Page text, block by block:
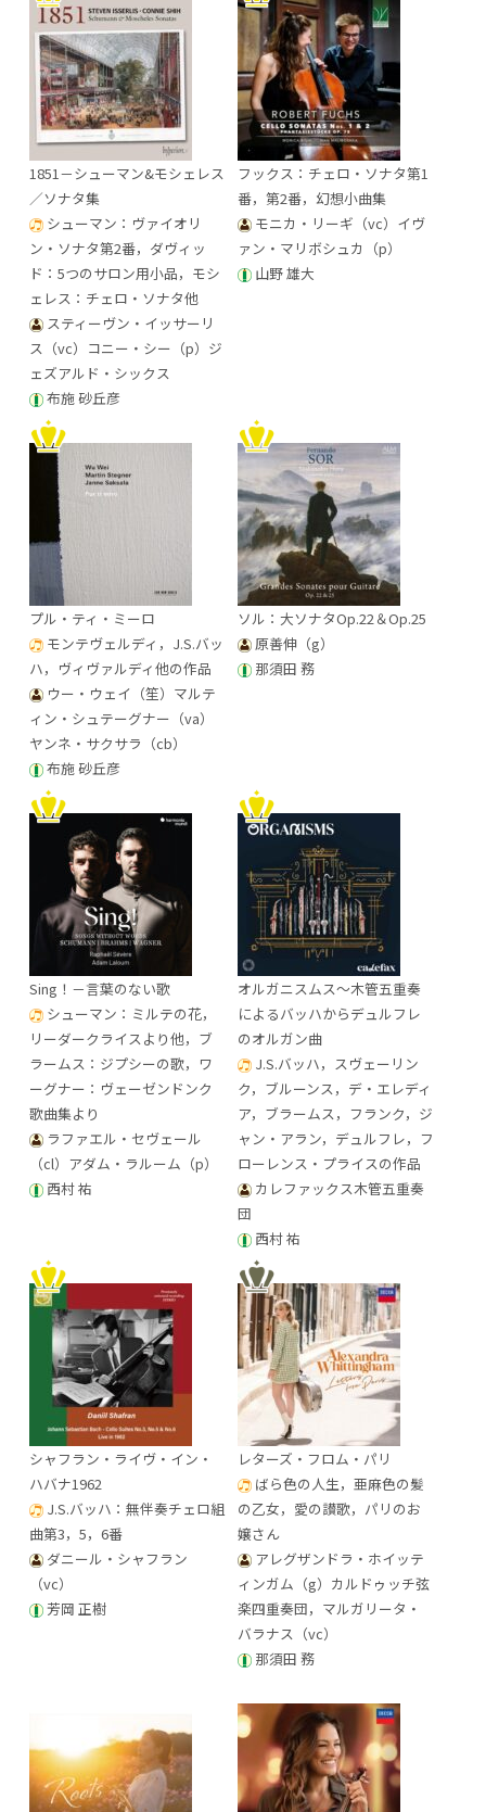
1851－シューマン&モシェレス
／ソナタ集
シューマン：ヴァイオリ
ン・ソナタ第2番，ダヴィッ
ド：5つのサロン用小品，モシ
ェレス：チェロ・ソナタ他
スティーヴン・イッサーリ
ス（vc）コニー・シー（p）ジ
ェズアルド・シックス
布施 砂丘彦
フックス：チェロ・ソナタ第1
番，第2番，幻想小曲集
モニカ・リーギ（vc）イヴ
ァン・マリボシュカ（p）
山野 雄大
プル・ティ・ミーロ
モンテヴェルディ，J.S.バッ
ハ，ヴィヴァルディ他の作品
ウー・ウェイ（笙）マルテ
ィン・シュテーグナー（va）
ヤンネ・サクサラ（cb）
布施 砂丘彦
ソル：大ソナタOp.22＆Op.25
原善伸（g）
那須田 務
Sing！－言葉のない歌
シューマン：ミルテの花，
リーダークライスより他，ブ
ラームス：ジプシーの歌，ワ
ーグナー：ヴェーゼンドンク
歌曲集より
ラファエル・セヴェール
（cl）アダム・ラルーム（p）
西村 祐
オルガニスムス～木管五重奏
によるバッハからデュルフレ
のオルガン曲
J.S.バッハ，スヴェーリン
ク，ブルーンス，デ・エレディ
ア，ブラームス，フランク，ジ
ャン・アラン，デュルフレ，フ
ローレンス・プライスの作品
カレファックス木管五重奏
団
西村 祐
シャフラン・ライヴ・イン・
ハバナ1962
J.S.バッハ：無伴奏チェロ組
曲第3，5，6番
ダニール・シャフラン
（vc）
芳岡 正樹
レターズ・フロム・パリ
ばら色の人生，亜麻色の髪
の乙女，愛の讃歌，パリのお
嬢さん
アレグザンドラ・ホイッテ
ィンガム（g）カルドゥッチ弦
楽四重奏団，マルガリータ・
バラナス（vc）
那須田 務